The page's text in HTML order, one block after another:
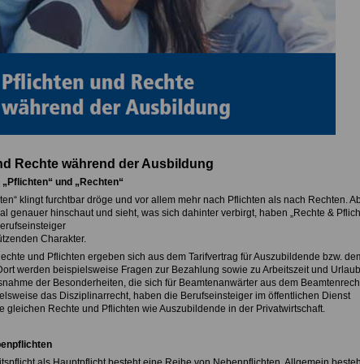
Rechte während der Ausbildung
und „Rechten“
klingt furchtbar dröge und vor allem mehr nach Pflichten als nach Rechten.
genauer hinschaut und sieht, was sich dahinter verbirgt, haben „Rechte &
Charakter.
und Pflichten ergeben sich aus dem Tarifvertrag für Auszubildende bzw.
werden beispielsweise Fragen zur Bezahlung sowie zu Arbeitszeit und Urlaub
der Besonderheiten, die sich für Beamtenanwärter aus dem
das Disziplinarrecht, haben die Berufseinsteiger im öffentlichen Dienst
gleichen Rechte und Pflichten wie Auszubildende in der Privatwirtschaft.